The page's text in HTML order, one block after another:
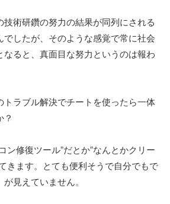
術研鑽の努力の結果が同列にされる
でしたが、そのような感覚で常に社会
なると、真面目な努力というのは報わ
トラブル解決でチートを使ったら一体
ン修復ツール”だとか”なんとかクリー
きます。とても便利そうで自分でもで
見えていません。